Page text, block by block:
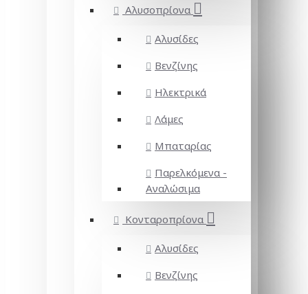
Αλυσοπρίονα
Αλυσίδες
Βενζίνης
Ηλεκτρικά
Λάμες
Μπαταρίας
Παρελκόμενα -
Αναλώσιμα
Κονταροπρίονα
Αλυσίδες
Βενζίνης